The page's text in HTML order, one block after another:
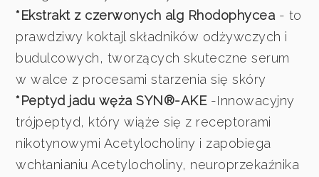
*Ekstrakt z czerwonych alg Rhodophycea - to
prawdziwy koktajl składników odżywczych i
budulcowych, tworzących skuteczne serum
w walce z procesami starzenia się skóry
*Peptyd jadu węża SYN®-AKE-Innowacyjny
trójpeptyd, który wiąże się z receptorami
nikotynowymi Acetylocholiny i zapobiega
wchłanianiu Acetylocholiny, neuroprzekaźnika